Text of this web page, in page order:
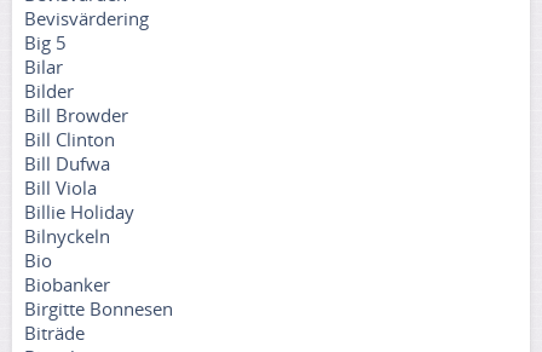
Bevisvärdering
Big 5
Bilar
Bilder
Bill Browder
Bill Clinton
Bill Dufwa
Bill Viola
Billie Holiday
Bilnyckeln
Bio
Biobanker
Birgitte Bonnesen
Biträde